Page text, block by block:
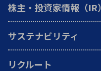
株主・投資家情報（IR）
サステナビリティ
リクルート